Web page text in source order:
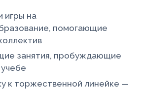
игры на
помогающие
занятия, пробуждающие
к торжественной линейке —